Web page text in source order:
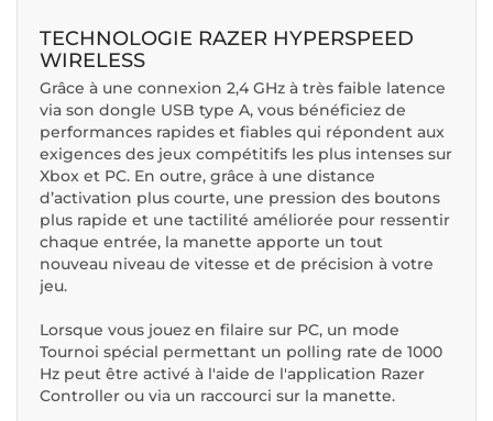
TECHNOLOGIE RAZER HYPERSPEED
WIRELESS
Grâce à une connexion 2,4 GHz à très faible latence
via son dongle USB type A, vous bénéficiez de
performances rapides et fiables qui répondent aux
exigences des jeux compétitifs les plus intenses sur
Xbox et PC. En outre, grâce à une distance
d’activation plus courte, une pression des boutons
plus rapide et une tactilité améliorée pour ressentir
chaque entrée, la manette apporte un tout
nouveau niveau de vitesse et de précision à votre
jeu.
Lorsque vous jouez en filaire sur PC, un mode
Tournoi spécial permettant un polling rate de 1000
Hz peut être activé à l'aide de l'application Razer
Controller ou via un raccourci sur la manette.